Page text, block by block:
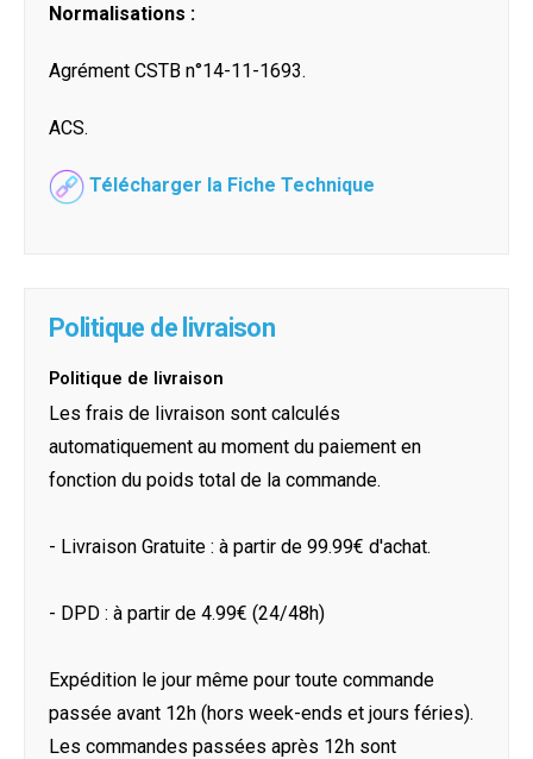
Normalisations :
Agrément CSTB n°14-11-1693.
ACS.
Télécharger la Fiche Technique
Politique de livraison
Politique de livraison
Les frais de livraison sont calculés
automatiquement au moment du paiement en
fonction du poids total de la commande.
- Livraison Gratuite : à partir de 99.99€ d'achat.
- DPD : à partir de 4.99€ (24/48h)
Expédition le jour même pour toute commande
passée avant 12h (hors week-ends et jours féries).
Les commandes passées après 12h sont